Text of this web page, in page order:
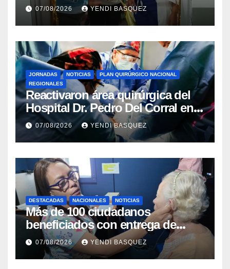
del Aeropuerto ​Inauguraron
Rincón
07/08/2026 YENDI BASQUEZ
JORNADAS NOTICIAS
PLAN QUIRÚRGICO NACIONAL
REGIONALES
Reactivaron área quirúrgica del
Hospital Dr. Pedro Del Corral en
Guárico
07/08/2026 YENDI BASQUEZ
DESTACADAS NACIONALES NOTICIAS
Más de 100 ciudadanos
beneficiados con entrega de
prótesis auditivas en el Centro de
Rehabilitación J.J. Arvelo
07/08/2026 YENDI BASQUEZ